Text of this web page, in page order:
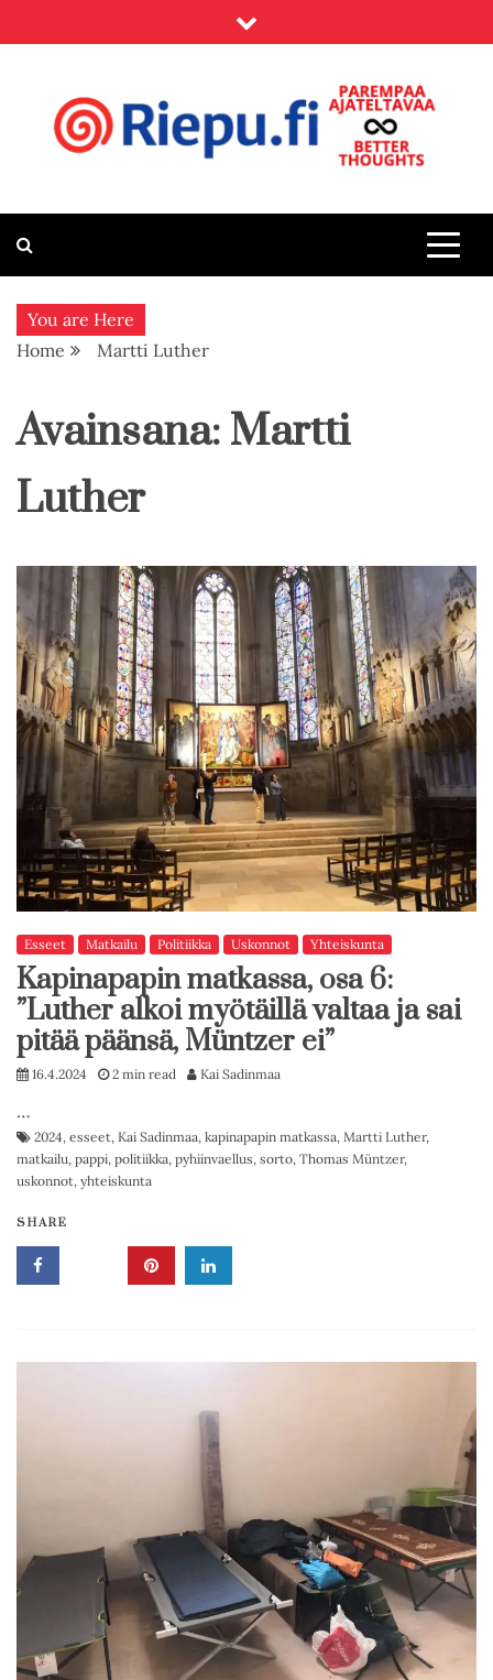
to
Riepu.fi
You are Here
Home
Martti Luther
Avainsana: Martti
Luther
Esseet Matkailu Politiikka Uskonnot Yhteiskunta
Kapinapapin matkassa, osa 6:
”Luther alkoi myötäillä valtaa ja sai
pitää päänsä, Müntzer ei”
16.4.2024 2 min read Kai Sadinmaa
…
2024, esseet, Kai Sadinmaa, kapinapapin matkassa, Martti Luther,
matkailu, pappi, politiikka, pyhiinvaellus, sorto, Thomas Müntzer,
uskonnot, yhteiskunta
SHARE